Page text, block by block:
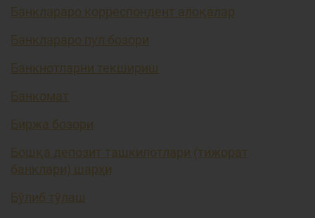
Банклараро корреспондент алоқалар
Банклараро пул бозори
Банкнотларни текшириш
Банкомат
Биржа бозори
Бошқа депозит ташкилотлари (тижорат
банклари) шарҳи
Бўлиб тўлаш